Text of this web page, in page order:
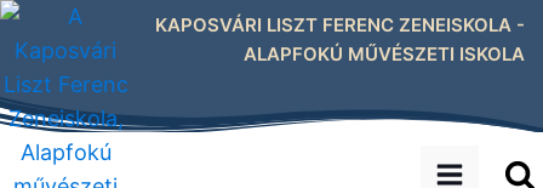
KAPOSVÁRI LISZT FERENC ZENEISKOLA -
ALAPFOKÚ MŰVÉSZETI ISKOLA